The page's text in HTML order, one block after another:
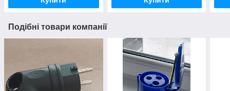
Подібні товари компанії